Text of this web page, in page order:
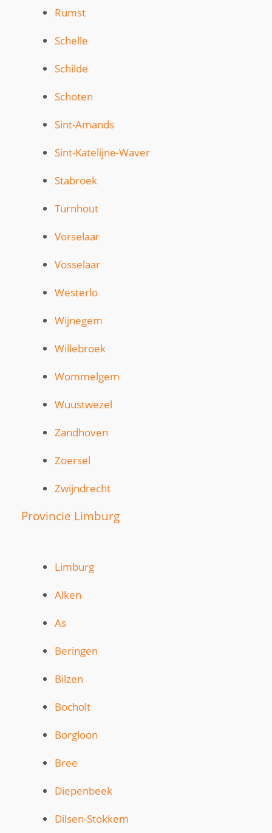
Rumst
Schelle
Schilde
Schoten
Sint-Amands
Sint-Katelijne-Waver
Stabroek
Turnhout
Vorselaar
Vosselaar
Westerlo
Wijnegem
Willebroek
Wommelgem
Wuustwezel
Zandhoven
Zoersel
Zwijndrecht
Provincie Limburg
Limburg
Alken
As
Beringen
Bilzen
Bocholt
Borgloon
Bree
Diepenbeek
Dilsen-Stokkem